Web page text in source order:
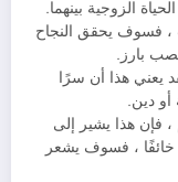
الزوجية بينهما.
، فسوف يحقق النجاح
بارز.
يعني هذا أن سرًا
أو دين.
فإن هذا يشير إلى
خائفًا ، فسوف يشعر